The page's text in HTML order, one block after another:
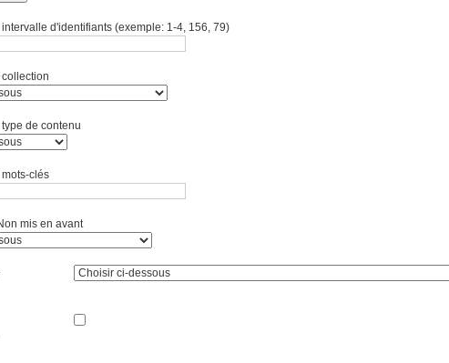
d'identifiants (exemple: 1-4, 156, 79)
de contenu
clés
mis en avant